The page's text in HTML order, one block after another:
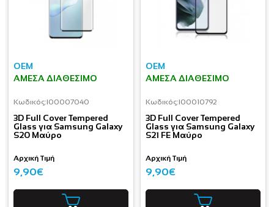
OEM
ΆΜΕΣΑ ΔΙΑΘΈΣΙΜΟ
Κωδικός:I00007040
3D Full Cover Tempered
Glass για Samsung Galaxy
S20 Μαύρο
Αρχική Τιμή
9,90€
OEM
ΆΜΕΣΑ ΔΙΑΘΈΣΙΜΟ
Κωδικός:I00010792
3D Full Cover Tempered
Glass για Samsung Galaxy
S21 FE Μαύρο
Αρχική Τιμή
9,90€